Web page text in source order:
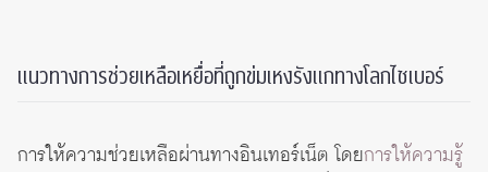
แนวทางการช่วยเหลือเหยื่อที่ถูกข่มเหงรังแกทางโลกไซเบอร์
การให้ความช่วยเหลือผ่านทางอินเทอร์เน็ต โดยการให้ความรู้